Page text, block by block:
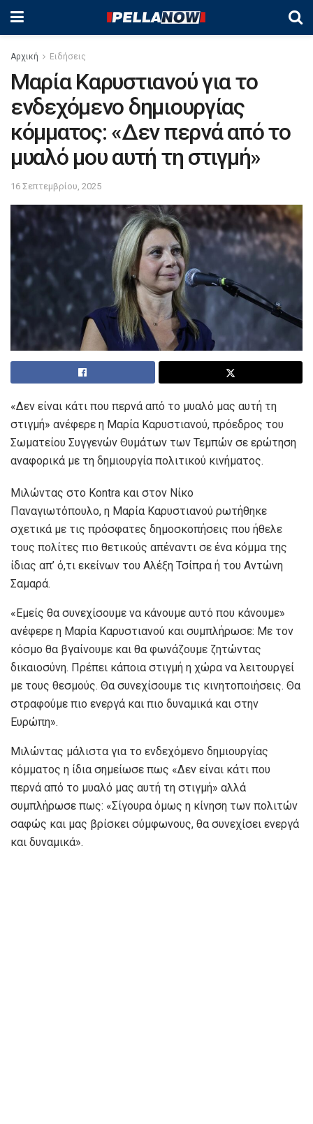
Αρχική Ειδήσεις
Μαρία Καρυστιανού για το
ενδεχόμενο δημιουργίας
κόμματος: «Δεν περνά από το
μυαλό μου αυτή τη στιγμή»
16 Σεπτεμβρίου, 2025
«Δεν είναι κάτι που περνά από το μυαλό μας αυτή τη
στιγμή» ανέφερε η Μαρία Καρυστιανού, πρόεδρος του
Σωματείου Συγγενών Θυμάτων των Τεμπών σε ερώτηση
αναφορικά με τη δημιουργία πολιτικού κινήματος.
Μιλώντας στο Kontra και στον Νίκο
Παναγιωτόπουλο, η Μαρία Καρυστιανού ρωτήθηκε
σχετικά με τις πρόσφατες δημοσκοπήσεις που ήθελε
τους πολίτες πιο θετικούς απέναντι σε ένα κόμμα της
ίδιας απ’ ό,τι εκείνων του Αλέξη Τσίπρα ή του Αντώνη
Σαμαρά.
«Εμείς θα συνεχίσουμε να κάνουμε αυτό που κάνουμε»
ανέφερε η Μαρία Καρυστιανού και συμπλήρωσε: Με τον
κόσμο θα βγαίνουμε και θα φωνάζουμε ζητώντας
δικαιοσύνη. Πρέπει κάποια στιγμή η χώρα να λειτουργεί
με τους θεσμούς. Θα συνεχίσουμε τις κινητοποιήσεις. Θα
στραφούμε πιο ενεργά και πιο δυναμικά και στην
Ευρώπη».
Μιλώντας μάλιστα για το ενδεχόμενο δημιουργίας
κόμματος η ίδια σημείωσε πως «Δεν είναι κάτι που
περνά από το μυαλό μας αυτή τη στιγμή» αλλά
συμπλήρωσε πως: «Σίγουρα όμως η κίνηση των πολιτών
σαφώς και μας βρίσκει σύμφωνους, θα συνεχίσει ενεργά
και δυναμικά».